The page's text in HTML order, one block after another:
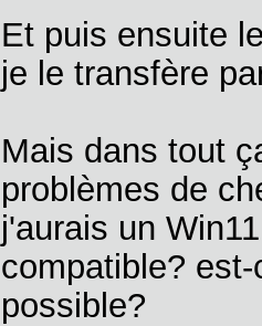
Et puis ensuite
je le transfère
Mais dans tout
problèmes de
j'aurais un
compatible?
possible?